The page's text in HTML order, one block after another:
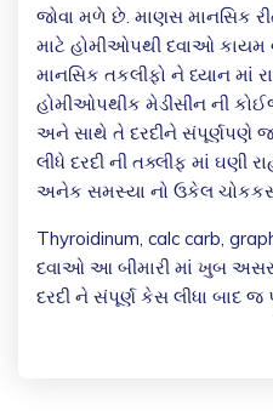
જોવા મળે છે. માણસ માનસિક
માટે હોમીઓપથી દવાઓ કાયમ
માનસિક તકલીફો ને ધ્યાન
હોમીઓપથીક મેડીસીન ની
અને સાથે તે દરદીને સંપૂર્ણપણે
લીધે દરદી ની તક્લીફ માં
અનેક સમસ્યા નો ઉકેલ
Thyroidinum, calc carb,
દવાઓ આ બીમારી માં ખુબ
દરદી ને સંપૂર્ણ કેસ લીધા બાદ જ